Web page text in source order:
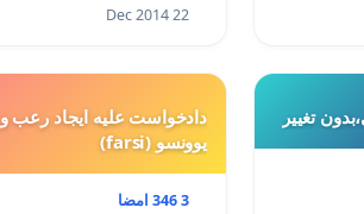
22 Dec 2014
تغییر
دادخواست علیه ایجاد
یوونسو (farsi)
3 346 امضا